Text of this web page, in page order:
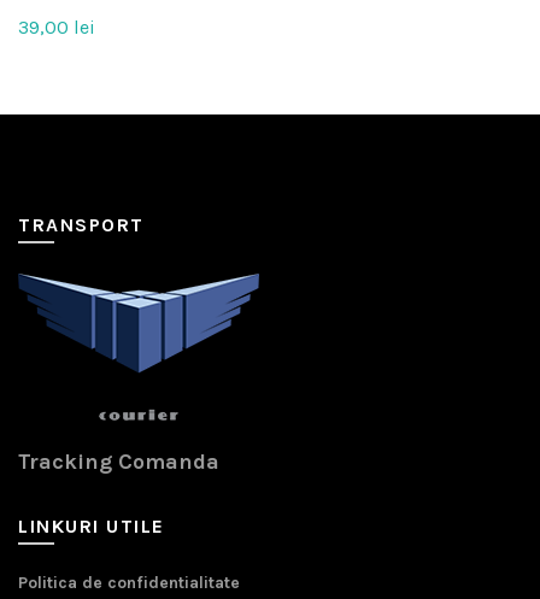
39,00 lei
TRANSPORT
Tracking Comanda
LINKURI UTILE
Politica de confidentialitate